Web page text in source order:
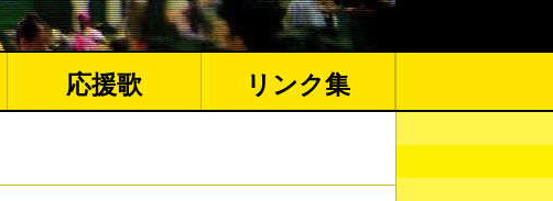
応援歌 リンク集